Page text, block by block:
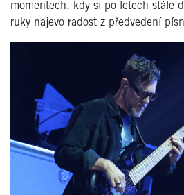
momentech, kdy si po letech stále
ruky najevo radost z předvedení